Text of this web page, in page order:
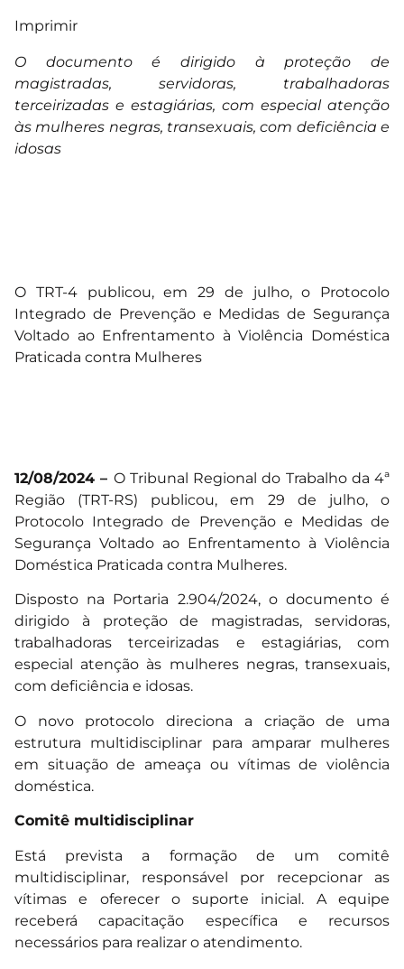
Imprimir
O documento é dirigido à proteção de
magistradas, servidoras, trabalhadoras
terceirizadas e estagiárias, com especial atenção
às mulheres negras, transexuais, com deficiência e
idosas
O TRT-4 publicou, em 29 de julho, o Protocolo
Integrado de Prevenção e Medidas de Segurança
Voltado ao Enfrentamento à Violência Doméstica
Praticada contra Mulheres
12/08/2024 – O Tribunal Regional do Trabalho da 4ª
Região (TRT-RS) publicou, em 29 de julho, o
Protocolo Integrado de Prevenção e Medidas de
Segurança Voltado ao Enfrentamento à Violência
Doméstica Praticada contra Mulheres.
Disposto na Portaria 2.904/2024, o documento é
dirigido à proteção de magistradas, servidoras,
trabalhadoras terceirizadas e estagiárias, com
especial atenção às mulheres negras, transexuais,
com deficiência e idosas.
O novo protocolo direciona a criação de uma
estrutura multidisciplinar para amparar mulheres
em situação de ameaça ou vítimas de violência
doméstica.
Comitê multidisciplinar
Está prevista a formação de um comitê
multidisciplinar, responsável por recepcionar as
vítimas e oferecer o suporte inicial. A equipe
receberá capacitação específica e recursos
necessários para realizar o atendimento.